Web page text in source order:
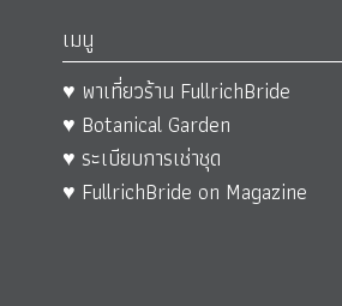
เมนู
♥ พาเที่ยวร้าน FullrichBride
♥ Botanical Garden
♥ ระเบียบการเช่าชุด
♥ FullrichBride on Magazine